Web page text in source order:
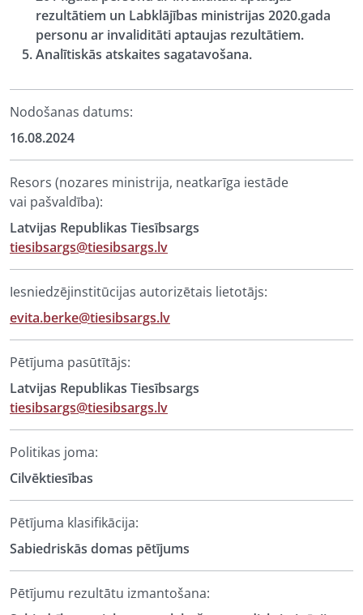
rezultātiem un Labklājības ministrijas 2020.gada
personu ar invaliditāti aptaujas rezultātiem.
Analītiskās atskaites sagatavošana.
Nodošanas datums:
16.08.2024
Resors (nozares ministrija, neatkarīga iestāde
vai pašvaldība):
Latvijas Republikas Tiesībsargs
tiesibsargs@tiesibsargs.lv
Iesniedzējinstitūcijas autorizētais lietotājs:
evita.berke@tiesibsargs.lv
Pētījuma pasūtītājs:
Latvijas Republikas Tiesībsargs
tiesibsargs@tiesibsargs.lv
Politikas joma:
Cilvēktiesības
Pētījuma klasifikācija:
Sabiedriskās domas pētījums
Pētījumu rezultātu izmantošana: